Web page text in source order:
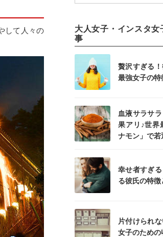
して人々の
大人女子・インスタ女
事
贅沢すぎる
最強女子の特
血液サラサ
果アリ♪世界
ナモン」で若
幸せ者すぎ
る彼氏の特徴
片付けられ
女子のための